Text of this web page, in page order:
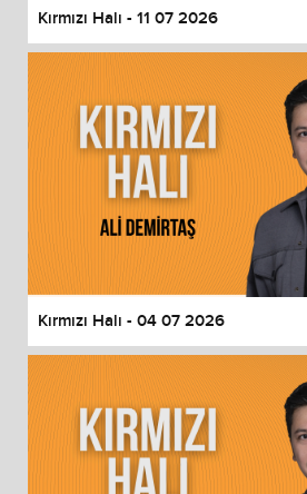
Kırmızı Halı - 11 07 2026
Kırmızı Halı - 04 07 2026